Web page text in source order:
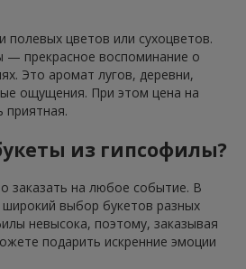
полевых цветов или сухоцветов.
— прекрасное воспоминание о
Это аромат лугов, деревни,
ощущения. При этом цена на
приятная.
из гипсофилы?
заказать на любое событие. В
выбор букетов разных
невысока, поэтому, заказывая
подарить искренние эмоции